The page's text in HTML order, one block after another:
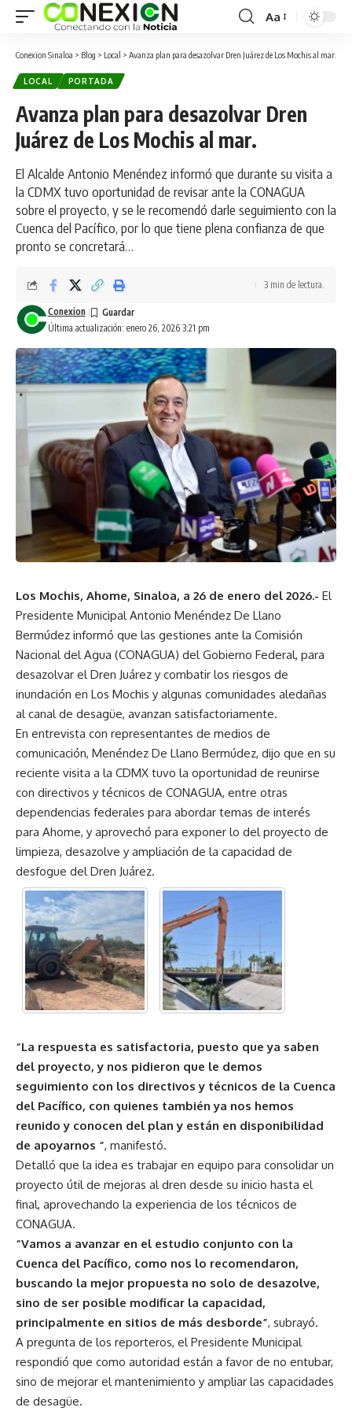
Aa
Conexion Sinaloa > Blog > Local > Avanza plan para desazolvar Dren Juárez de Los Mochis al mar.
LOCAL PORTADA
Avanza plan para desazolvar Dren
Juárez de Los Mochis al mar.
El Alcalde Antonio Menéndez informó que durante su visita a
la CDMX tuvo oportunidad de revisar ante la CONAGUA
sobre el proyecto, y se le recomendó darle seguimiento con la
Cuenca del Pacífico, por lo que tiene plena confianza de que
pronto se concretará…
Última actualización: enero 26, 2026 3:21 pm
Conexion
3 min de lectura.
Los Mochis, Ahome, Sinaloa, a 26 de enero del 2026.- El
Presidente Municipal Antonio Menéndez De Llano
Bermúdez informó que las gestiones ante la Comisión
Nacional del Agua (CONAGUA) del Gobierno Federal, para
desazolvar el Dren Juárez y combatir los riesgos de
inundación en Los Mochis y algunas comunidades aledañas
al canal de desagüe, avanzan satisfactoriamente.
En entrevista con representantes de medios de
comunicación, Menéndez De Llano Bermúdez, dijo que en su
reciente visita a la CDMX tuvo la oportunidad de reunirse
con directivos y técnicos de CONAGUA, entre otras
dependencias federales para abordar temas de interés
para Ahome, y aprovechó para exponer lo del proyecto de
limpieza, desazolve y ampliación de la capacidad de
desfogue del Dren Juárez.
“La respuesta es satisfactoria, puesto que ya saben
del proyecto, y nos pidieron que le demos
seguimiento con los directivos y técnicos de la Cuenca
del Pacífico, con quienes también ya nos hemos
reunido y conocen del plan y están en disponibilidad
de apoyarnos “, manifestó.
Detalló que la idea es trabajar en equipo para consolidar un
proyecto útil de mejoras al dren desde su inicio hasta el
final, aprovechando la experiencia de los técnicos de
CONAGUA.
“Vamos a avanzar en el estudio conjunto con la
Cuenca del Pacífico, como nos lo recomendaron,
buscando la mejor propuesta no solo de desazolve,
sino de ser posible modificar la capacidad,
principalmente en sitios de más desborde”, subrayó.
A pregunta de los reporteros, el Presidente Municipal
respondió que como autoridad están a favor de no entubar,
sino de mejorar el mantenimiento y ampliar las capacidades
de desagüe.